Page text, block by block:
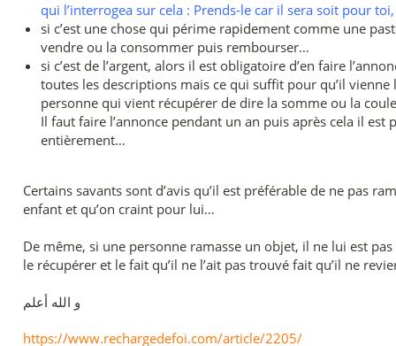
qui l’interrogea sur cela : Prends-le car il sera soit pour
si c’est une chose qui périme rapidement comme une
vendre ou la consommer puis rembourser…
si c’est de l’argent, alors il est obligatoire d’en faire
toutes les descriptions mais ce qui suffit pour qu’il
personne qui vient récupérer de dire la somme ou la
Il faut faire l’annonce pendant un an puis après cela il
entièrement…
Certains savants sont d’avis qu’il est préférable de ne pas
enfant et qu’on craint pour lui…
De même, si une personne ramasse un objet, il ne lui est
le récupérer et le fait qu’il ne l’ait pas trouvé fait qu’il ne
و الله أعلم
https://www.rechargedefoi.com/article/2205/